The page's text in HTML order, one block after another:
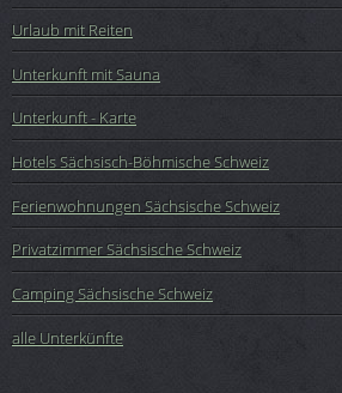
Urlaub mit Reiten
Unterkunft mit Sauna
Unterkunft - Karte
Hotels Sächsisch-Böhmische Schweiz
Ferienwohnungen Sächsische Schweiz
Privatzimmer Sächsische Schweiz
Camping Sächsische Schweiz
alle Unterkünfte